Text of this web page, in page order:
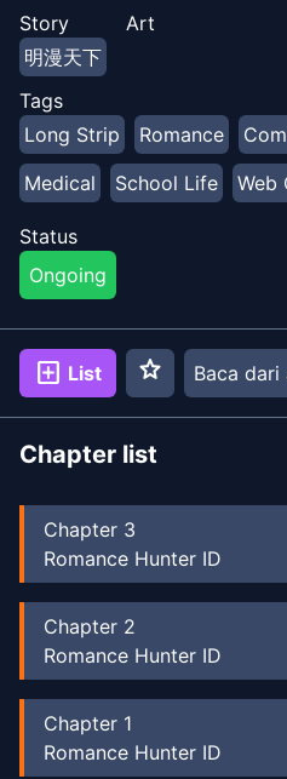
seorang dokter pengobatan
Sekarang buah persik benar-
Story
明漫天下
Art
Tags
Long Strip
Romance
Medical
School Life Web
Status
Ongoing
add_box List star Baca dari
Chapter list
Chapter 3
Romance Hunter ID
Chapter 2
Romance Hunter ID
Chapter 1
Romance Hunter ID